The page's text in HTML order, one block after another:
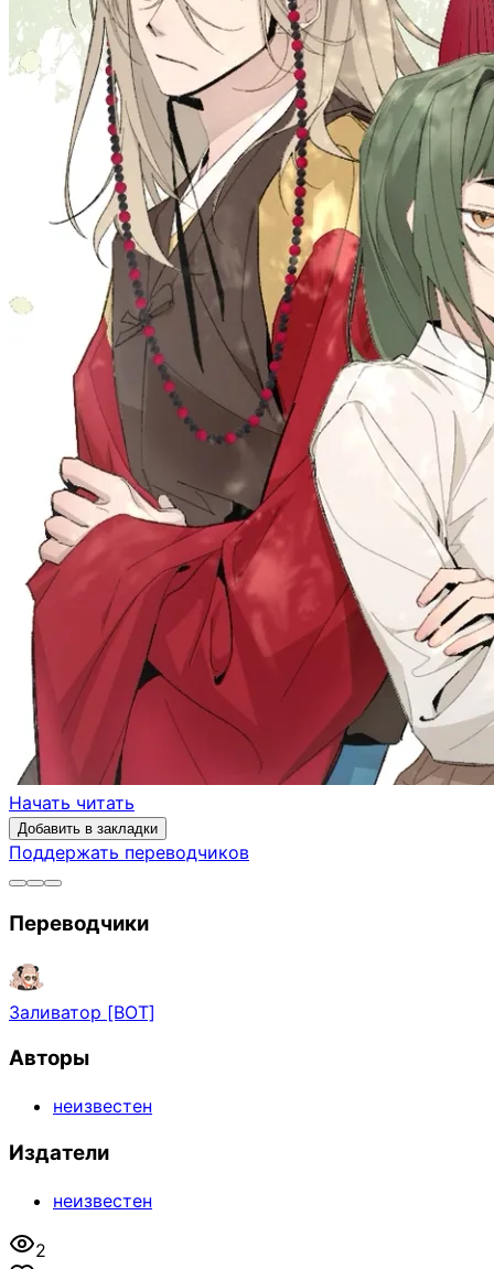
Начать читать
Добавить в закладки
Поддержать переводчиков
Переводчики
Заливатор [BOT]
Авторы
неизвестен
Издатели
неизвестен
2